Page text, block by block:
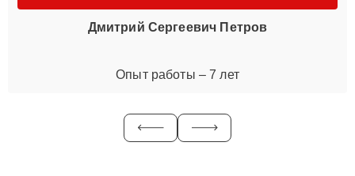
Дмитрий Сергеевич Петров
Опыт работы – 7 лет